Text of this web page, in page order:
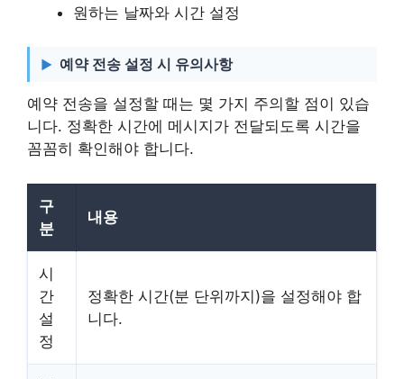
원하는 날짜와 시간 설정
예약 전송 설정 시 유의사항
예약 전송을 설정할 때는 몇 가지 주의할 점이 있습
니다. 정확한 시간에 메시지가 전달되도록 시간을
꼼꼼히 확인해야 합니다.
구
분
내용
시
간
설
정
정확한 시간(분 단위까지)을 설정해야 합
니다.